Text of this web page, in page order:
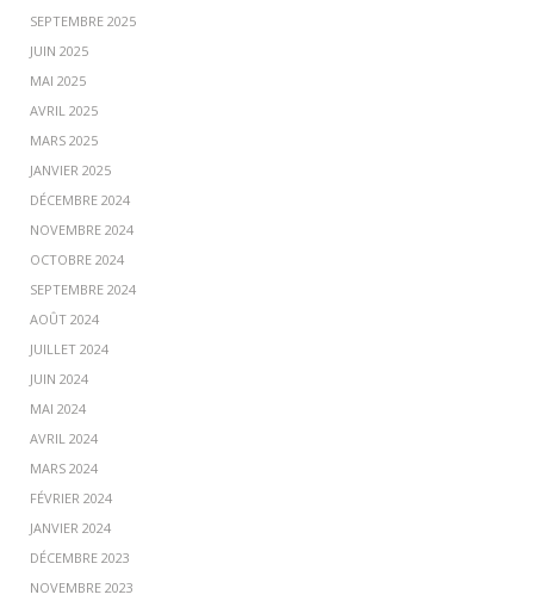
SEPTEMBRE 2025
JUIN 2025
MAI 2025
AVRIL 2025
MARS 2025
JANVIER 2025
DÉCEMBRE 2024
NOVEMBRE 2024
OCTOBRE 2024
SEPTEMBRE 2024
AOÛT 2024
JUILLET 2024
JUIN 2024
MAI 2024
AVRIL 2024
MARS 2024
FÉVRIER 2024
JANVIER 2024
DÉCEMBRE 2023
NOVEMBRE 2023